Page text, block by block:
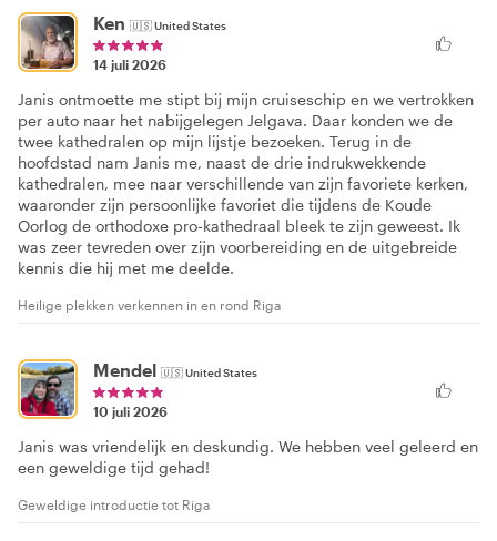
Ken 🇺🇸United States
14 juli 2026
Janis ontmoette me stipt bij mijn cruiseschip en we vertrokken
per auto naar het nabijgelegen Jelgava. Daar konden we de
twee kathedralen op mijn lijstje bezoeken. Terug in de
hoofdstad nam Janis me, naast de drie indrukwekkende
kathedralen, mee naar verschillende van zijn favoriete kerken,
waaronder zijn persoonlijke favoriet die tijdens de Koude
Oorlog de orthodoxe pro-kathedraal bleek te zijn geweest. Ik
was zeer tevreden over zijn voorbereiding en de uitgebreide
kennis die hij met me deelde.
Heilige plekken verkennen in en rond Riga
Mendel 🇺🇸United States
10 juli 2026
Janis was vriendelijk en deskundig. We hebben veel geleerd en
een geweldige tijd gehad!
Geweldige introductie tot Riga